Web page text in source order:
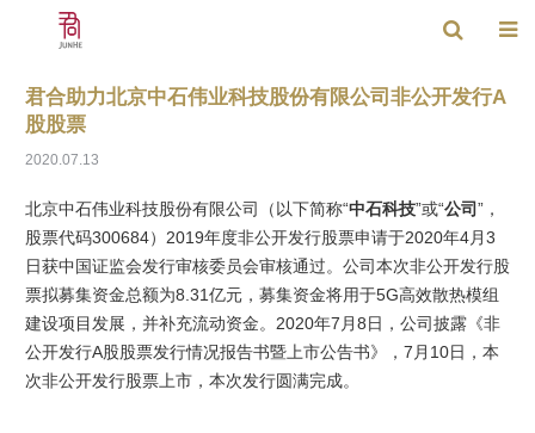
君合助力北京中石伟业科技股份有限公司非公开发行A
股股票
2020.07.13
北京中石伟业科技股份有限公司（以下简称“中石科技”或“公司”，
股票代码300684）2019年度非公开发行股票申请于2020年4月3
日获中国证监会发行审核委员会审核通过。公司本次非公开发行股
票拟募集资金总额为8.31亿元，募集资金将用于5G高效散热模组
建设项目发展，并补充流动资金。2020年7月8日，公司披露《非
公开发行A股股票发行情况报告书暨上市公告书》，7月10日，本
次非公开发行股票上市，本次发行圆满完成。